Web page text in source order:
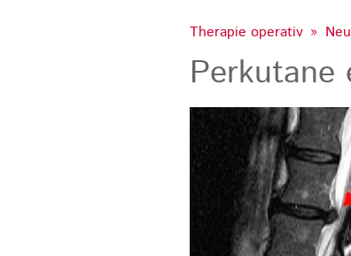
Therapie operativ
Perkutane